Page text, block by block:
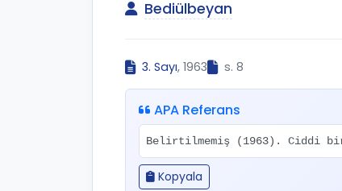
Bediülbeyan
3. Sayı, 1963 s. 8
APA Referans
Belirtilmemiş (1963). Ciddi
Kopyala